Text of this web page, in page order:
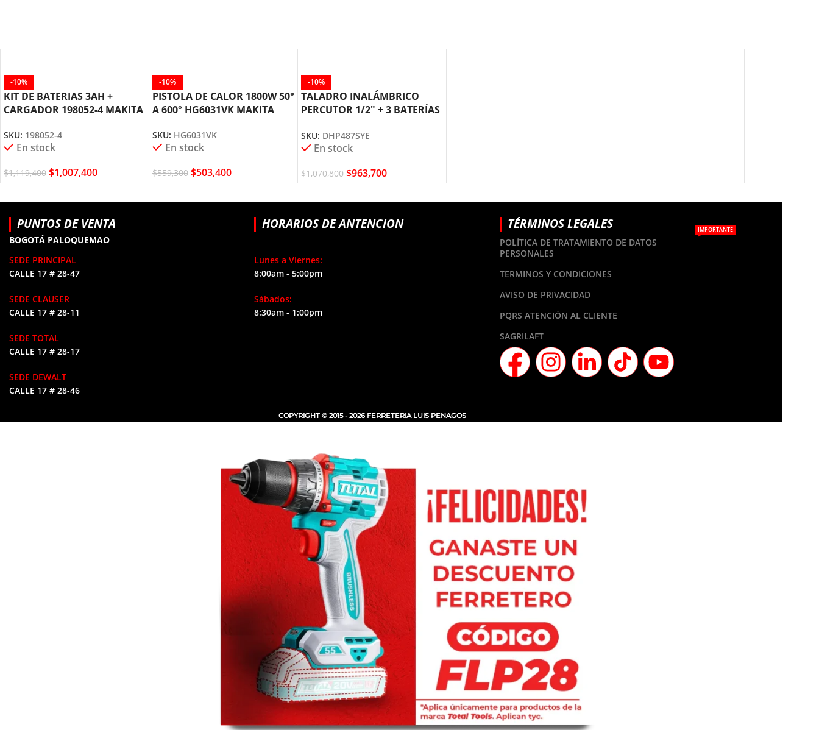
-10%
KIT DE BATERIAS 3AH +
CARGADOR 198052-4 MAKITA
SKU: 198052-4
En stock
$1,119,400 $1,007,400
-10%
PISTOLA DE CALOR 1800W 50°
A 600° HG6031VK MAKITA
SKU: HG6031VK
En stock
$559,300 $503,400
-10%
TALADRO INALÁMBRICO
PERCUTOR 1/2″ + 3 BATERÍAS
SKU: DHP487SYE
En stock
$1,070,800 $963,700
PUNTOS DE VENTA
BOGOTÁ PALOQUEMAO
SEDE PRINCIPAL
CALLE 17 # 28-47
SEDE CLAUSER
CALLE 17 # 28-11
SEDE TOTAL
CALLE 17 # 28-17
SEDE DEWALT
CALLE 17 # 28-46
HORARIOS DE ANTENCION
Lunes a Viernes:
8:00am - 5:00pm
Sábados:
8:30am - 1:00pm
TÉRMINOS LEGALES
POLÍTICA DE TRATAMIENTO DE DATOS
PERSONALES
IMPORTANTE
TERMINOS Y CONDICIONES
AVISO DE PRIVACIDAD
PQRS ATENCIÓN AL CLIENTE
SAGRILAFT
COPYRIGHT © 2015 - 2026 FERRETERIA LUIS PENAGOS